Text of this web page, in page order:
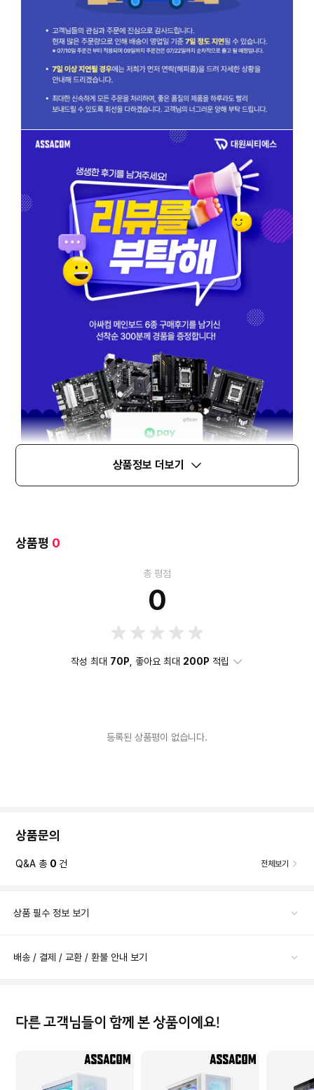
상품정보 더보기
상품평 0
총 평점
0
작성 최대 70P , 좋아요 최대 200P 적립
등록된 상품평이 없습니다.
상품문의
Q&A 총 0 건 전체보기
상품 필수 정보 보기
배송 / 결제 / 교환 / 환불 안내 보기
다른 고객님들이 함께 본 상품이에요!